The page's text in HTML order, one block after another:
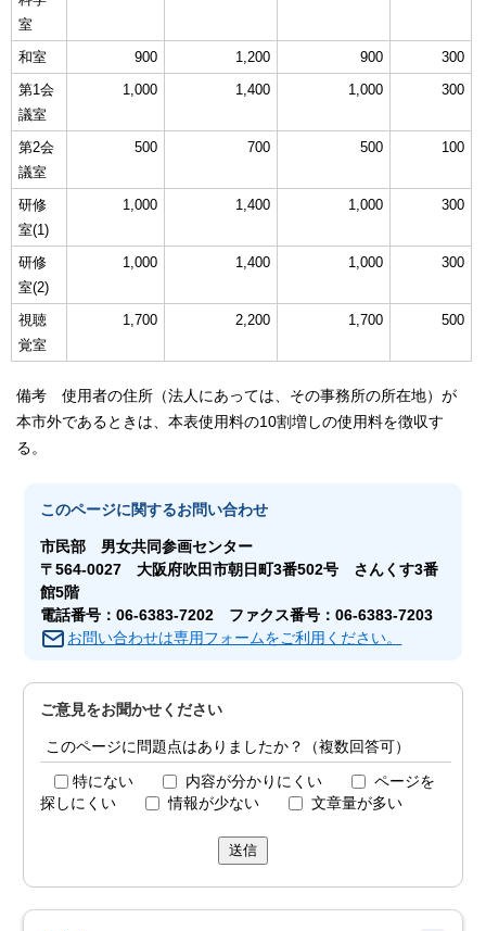
室
和室 900 1,200 900
300
第1会
議室
1,000 1,400 1,000 300
第2会
議室
500 700 500 100
研修
室(1)
1,000 1,400 1,000 300
研修
室(2)
1,000 1,400 1,000 300
視聴
覚室
1,700 2,200 1,700 500
備考 使用者の住所（法人にあっては、その事務所の所在地）が
本市外であるときは、本表使用料の10割増しの使用料を徴収す
る。
このページに関するお問い合わせ
市民部 男女共同参画センター
〒564-0027 大阪府吹田市朝日町3番502号 さんくす3番
館5階
電話番号：06-6383-7202 ファクス番号：06-6383-7203
お問い合わせは専用フォームをご利用ください。
ご意見をお聞かせください
このページに問題点はありましたか？（複数回答可）
特にない 内容が分かりにくい
ページを
探しにくい
情報が少ない 文章量が多い
送信